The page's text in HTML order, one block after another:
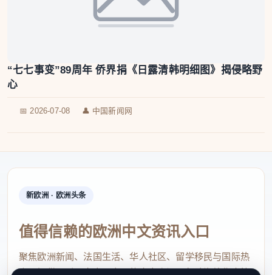
“七七事变”89周年 侨界捐《日露清韩明细图》揭侵略野
心
📅 2026-07-08 👤 中国新闻网
新欧洲 · 欧洲头条
值得信赖的欧洲中文资讯入口
聚焦欧洲新闻、法国生活、华人社区、留学移民与国际热
点，提供及时、真实、实用的中文资讯，帮助海外华人快